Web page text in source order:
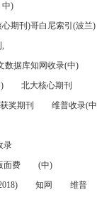
中)
期刊)哥白尼索引(波兰)
数据库知网收录(中)
北大核心期刊
奖期刊
维普收录(中
录
面费
(中)
知网 维普